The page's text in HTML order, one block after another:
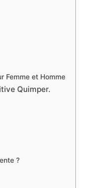
Femme et Homme
Quimper.
?